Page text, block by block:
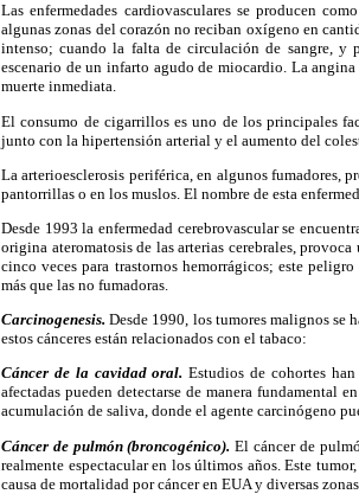
Las enfermedades cardiovasculares se producen
algunas zonas del corazón no reciban oxígeno en
intenso; cuando la falta de circulación de sangre, y
escenario de un infarto agudo de miocardio. La
muerte inmediata.
El consumo de cigarrillos es uno de los principales
junto con la hipertensión arterial y el aumento del
La arterioesclerosis periférica, en algunos fumadores,
pantorrillas o en los muslos. El nombre de esta
Desde 1993 la enfermedad cerebrovascular se
origina ateromatosis de las arterias cerebrales,
cinco veces para trastornos hemorrágicos; este
más que las no fumadoras.
Carcinogenesis. Desde 1990, los tumores malignos se
estos cánceres están relacionados con el tabaco:
Cáncer de la cavidad oral. Estudios de cohortes
afectadas pueden detectarse de manera fundamental
acumulación de saliva, donde el agente carcinógeno
Cáncer de pulmón (broncogénico). El cáncer de
realmente espectacular en los últimos años. Este
causa de mortalidad por cáncer en EUA y diversas